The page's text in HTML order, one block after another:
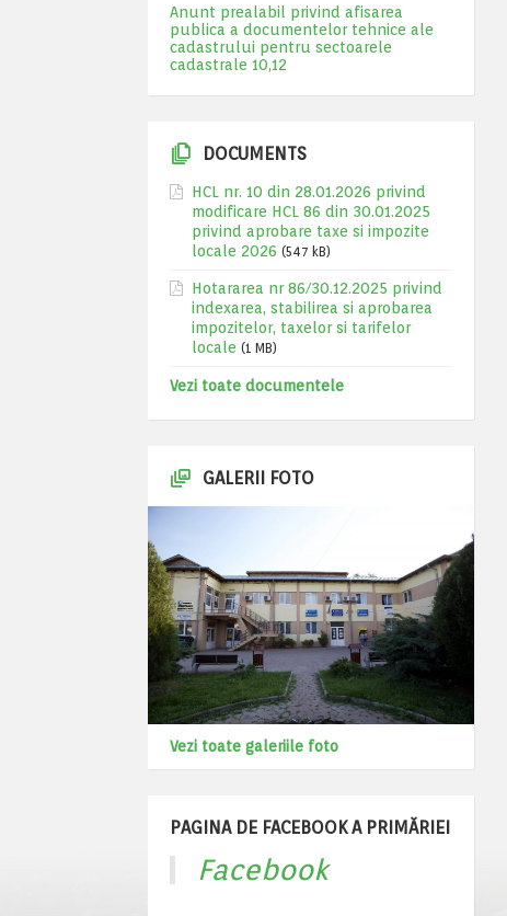
Anunt prealabil privind afisarea
publica a documentelor tehnice ale
cadastrului pentru sectoarele
cadastrale 10,12
DOCUMENTS
HCL nr. 10 din 28.01.2026 privind
modificare HCL 86 din 30.01.2025
privind aprobare taxe si impozite
locale 2026 (547 kB)
Hotararea nr 86/30.12.2025 privind
indexarea, stabilirea si aprobarea
impozitelor, taxelor si tarifelor
locale (1 MB)
Vezi toate documentele
GALERII FOTO
Vezi toate galeriile foto
PAGINA DE FACEBOOK A PRIMĂRIEI
Facebook